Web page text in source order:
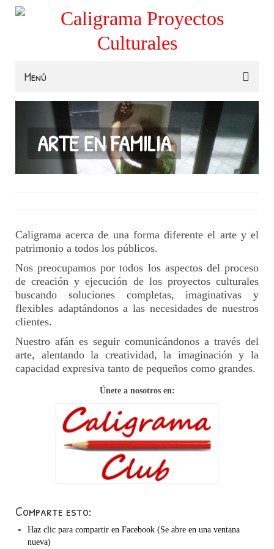
Menú
Familias
Colegios
Museos e Instituciones
ARTE EN FAMILIA
Caligrama acerca de una forma diferente el arte y el
patrimonio a todos los públicos.
Nos preocupamos por todos los aspectos del proceso
de creación y ejecución de los proyectos culturales
buscando soluciones completas, imaginativas y
flexibles adaptándonos a las necesidades de nuestros
clientes.
Nuestro afán es seguir comunicándonos a través del
arte, alentando la creatividad, la imaginación y la
capacidad expresiva tanto de pequeños como grandes.
Únete a nosotros en:
Comparte esto:
Haz clic para compartir en Facebook (Se abre en una ventana
nueva)